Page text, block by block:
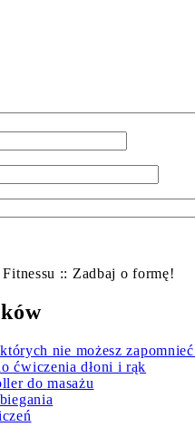
:: Zadbaj o formę!
nie możesz
ćwiczenia dłoni i rąk
do masażu